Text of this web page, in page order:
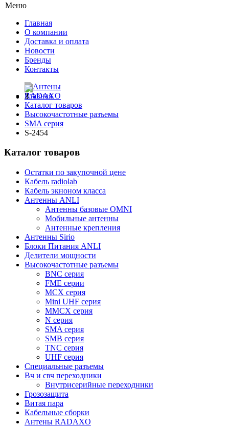
Меню
Главная
О компании
Доставка и оплата
Новости
Бренды
Контакты
Главная
Каталог товаров
Высокочастотные разъемы
SMA серия
S-2454
Каталог товаров
Остатки по закупочной цене
Кабель radiolab
Кабель экноном класса
Антенны ANLI
Антенны базовые OMNI
Мобильные антенны
Антенные крепления
Антенны Sirio
Блоки Питания ANLI
Делители мощности
Высокочастотные разъемы
BNC серия
FME серии
MCX серия
Mini UHF серия
MMCX серия
N серия
SMA серия
SMB серия
TNC серия
UHF серия
Специальные разъемы
Вч и свч переходники
Внутрисерийные переходники
Грозозащита
Витая пара
Кабельные сборки
Антены RADAXO